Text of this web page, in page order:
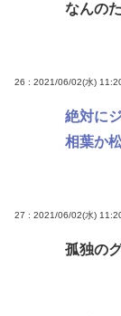
なんの
26 : 2021/06/02(水)
絶対に
相葉か
27 : 2021/06/02(水)
孤独の